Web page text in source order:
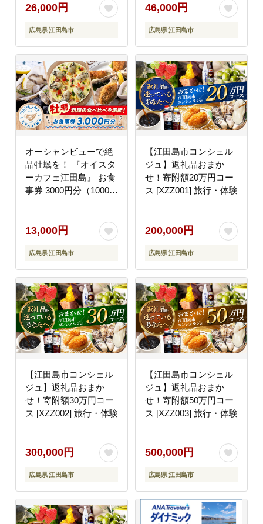
市/OTONARI [XCI008]
26,000円
広島県 江田島市
市/OTONARI [XCI009]
46,000円
広島県 江田島市
オーシャンビューで絶
品牡蠣を！ 『オイスタ
ーカフェ江田島』 お食
事券 3000円分（1000円
ストラン 広島 江田島
市/オーシャンポイント
株式会社 [XCS001]
13,000円
広島県 江田島市
【江田島市コンシェル
ジュ】返礼品おまか
せ！寄附額20万円コー
ス [XZZ001] 旅行・体験
200,000円
広島県 江田島市
【江田島市コンシェル
ジュ】返礼品おまか
せ！寄附額30万円コー
ス [XZZ002] 旅行・体験
300,000円
広島県 江田島市
【江田島市コンシェル
ジュ】返礼品おまか
せ！寄附額50万円コー
ス [XZZ003] 旅行・体験
500,000円
広島県 江田島市